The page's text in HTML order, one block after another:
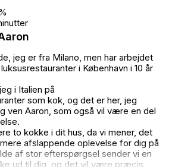
jeg er fra Milano, men har arbejdet
i København i 10 år
i Italien på
som kok, og det er her, jeg
ven Aaron, som også vil være en del
to kokke i dit hus, da vi mener, det
afslappende oplevelse for dig på
af stor efterspørgsel sender vi en
ud til dig, og det vil være præcis